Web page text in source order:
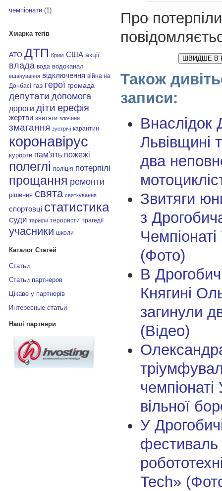
чемпіонати(1)
Хмарка тегів
АТО ДТП Крим США акції
влада вода водоканал
вшанування відключення війна на
Донбасі газ герої громада
депутати допомога
дороги діти ерефія
жертви звитяги злочини
змагання зустрічі карантин
коронавірус
курорти пам'ять пожежі
полеглі поліція потерпілі
прощання ремонти
рішення свята святкування
спортовці статистика
суди тарифи терористи трагедії
учасники школи
Каталог Статей
Статьи
Статьи партнеров
Цікаве у партнерів
Интересные статьи
Наші партнери
Про
ШВИДШЕ В
Також
записи:
Внаслідок
Львівщині
два
Звитяги
з
(Фото)
В
Княгині
загинули
(Відео)
чемпіонаті
вільної
У
фестиваль
Tech»